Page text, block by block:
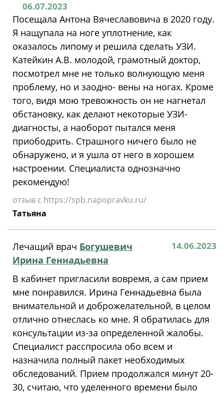
06.07.2023
Посещала Антона Вячеславовича в 2020 году.
Я нащупала на ноге уплотнение, как
оказалось липому и решила сделать УЗИ.
Катейкин А.В. молодой, грамотный доктор,
посмотрел мне не только волнующую меня
проблему, но и заодно- вены на ногах. Кроме
того, видя мою тревожность он не нагнетал
обстановку, как делают некоторые УЗИ-
диагносты, а наоборот пытался меня
приободрить. Страшного ничего было не
обнаружено, и я ушла от него в хорошем
настроении. Специалиста однозначно
рекомендую!
отзыв с https://spb.napopravku.ru/
Татьяна
Лечащий врач Богушевич
Ирина Геннадьевна
14.06.2023
В кабинет пригласили вовремя, а сам прием
мне понравился. Ирина Геннадьевна была
внимательной и доброжелательной, в целом
отлично отнеслась ко мне. Я обратилась для
консультации из-за определенной жалобы.
Специалист расспросила обо всем и
назначила полный пакет необходимых
обследований. Прием продолжался минут 20-
30, считаю, что уделенного времени было